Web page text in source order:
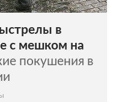
в
с мешком на
покушения в